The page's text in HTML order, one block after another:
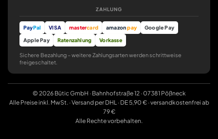
ZAHLUNG
PayPal VISA mastercard amazonpay
Google Pay
Apple Pay
Ratenzahlung Vorkasse
Sichere Bezahlung – weitere Zahlungsarten werden schrittweise
freigeschaltet.
© 2026 Bütic GmbH · Bahnhofstraße 12 · 07381 Pößneck
Alle Preise inkl. MwSt. · Versand per DHL · DE 5,90 € · versandkostenfrei ab
79 €
Alle Rechte vorbehalten.